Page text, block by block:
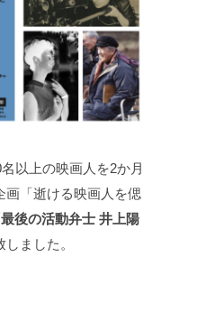
以上の映画人を2か月
画「逝ける映画人を偲
最後の活動弁士 井上陽
ました。